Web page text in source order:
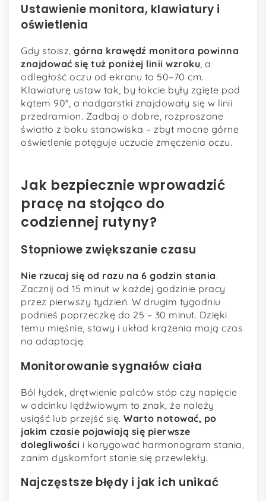
Ustawienie monitora, klawiatury i
oświetlenia
Gdy stoisz, górna krawędź monitora powinna
znajdować się tuż poniżej linii wzroku , a
odległość oczu od ekranu to 50–70 cm.
Klawiaturę ustaw tak, by łokcie były zgięte pod
kątem 90°, a nadgarstki znajdowały się w linii
przedramion. Zadbaj o dobre, rozproszone
światło z boku stanowiska – zbyt mocne górne
oświetlenie potęguje uczucie zmęczenia oczu.
Jak bezpiecznie wprowadzić
pracę na stojąco do
codziennej rutyny?
Stopniowe zwiększanie czasu
Nie rzucaj się od razu na 6 godzin stania.
Zacznij od 15 minut w każdej godzinie pracy
przez pierwszy tydzień. W drugim tygodniu
podnieś poprzeczkę do 25 – 30 minut. Dzięki
temu mięśnie, stawy i układ krążenia mają czas
na adaptację.
Monitorowanie sygnałów ciała
Ból łydek, drętwienie palców stóp czy napięcie
w odcinku lędźwiowym to znak, że należy
usiąść lub przejść się. Warto notować, po
jakim czasie pojawiają się pierwsze
dolegliwości i korygować harmonogram stania,
zanim dyskomfort stanie się przewlekły.
Najczęstsze błędy i jak ich unikać